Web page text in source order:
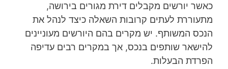
כאשר יורשים מקבלים דירת מגורים בירושה,
מתעוררת לעתים קרובות השאלה כיצד לנהל את
הנכס המשותף. יש מקרים בהם היורשים מעוניינים
להישאר שותפים בנכס, אך במקרים רבים עדיפה
הפרדת הבעלות.